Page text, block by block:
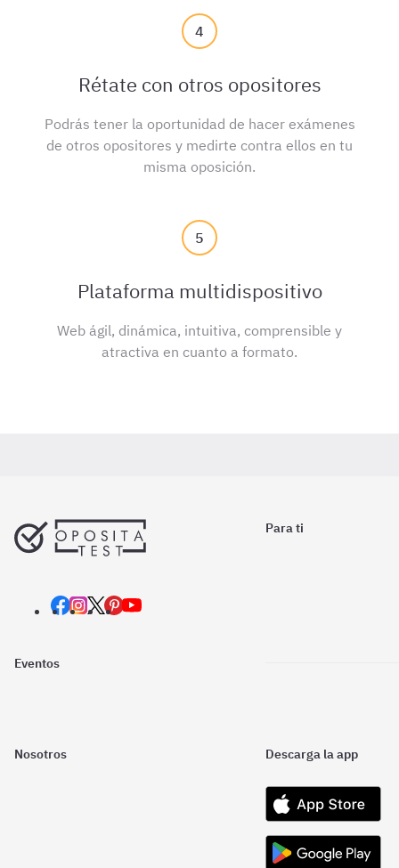
4
Rétate con otros opositores
Podrás tener la oportunidad de hacer exámenes
de otros opositores y medirte contra ellos en tu
misma oposición.
5
Plataforma multidispositivo
Web ágil, dinámica, intuitiva, comprensible y
atractiva en cuanto a formato.
Para ti
Eventos
Nosotros Descarga la app